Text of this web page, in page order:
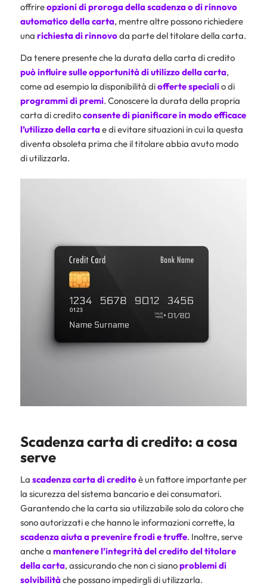
offrireopzioni di proroga della scadenza o di rinnovo
automatico della carta, mentre altre possono richiedere
una richiesta di rinnovoda parte del titolare della carta.
Da tenere presente che la durata della carta di credito
può influire sulle opportunità di utilizzo della carta,
come ad esempio la disponibilità diofferte specialio di
programmi di premi. Conoscere la durata della propria
carta di creditoconsente di pianificare in modo efficace
l’utilizzo della cartae di evitare situazioni in cui la questa
diventa obsoleta prima che il titolare abbia avuto modo
di utilizzarla.
Scadenza carta di credito: a cosa
serve
La scadenza carta di creditoè un fattore importante per
la sicurezza del sistema bancario e dei consumatori.
Garantendo che la carta sia utilizzabile solo da coloro che
sono autorizzati e che hanno le informazioni corrette, la
scadenza aiuta a prevenire frodi e truffe. Inoltre, serve
anche a mantenere l’integrità del credito del titolare
della carta, assicurando che non ci sianoproblemi di
solvibilitàche possano impedirgli di utilizzarla.